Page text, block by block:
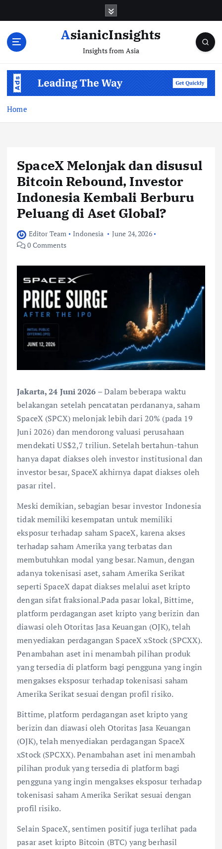
AsianicInsights
Insights from Asia
Home
SpaceX Melonjak dan disusul
Bitcoin Rebound, Investor
Indonesia Kembali Berburu
Peluang di Aset Global?
Editor Team Indonesia
June 24, 2026
0 Comments
Jakarta, 24 Juni 2026 – Dalam beberapa waktu
belakangan setelah pencatatan perdananya, saham
SpaceX (SPCX) melonjak lebih dari 20% (pada 19
Juni 2026) dan mendorong valuasi perusahaan
mendekati US$2,7 triliun. Setelah bertahun-tahun
hanya dapat diakses oleh investor institusional dan
investor besar, SpaceX akhirnya dapat diakses oleh
pasar ritel.
Meski demikian, sebagian besar investor Indonesia
tidak memiliki kesempatan untuk memiliki
eksposur terhadap saham SpaceX, karena akses
terhadap saham Amerika yang terbatas dan
membutuhkan modal yang besar. Namun, dengan
adanya tokenisasi aset, saham Amerika Serikat
seperti SpaceX dapat diakses melalui aset kripto
dengan sifat fraksional.Pada pasar lokal, Bittime,
platform perdagangan aset kripto yang berizin dan
diawasi oleh Otoritas Jasa Keuangan (OJK), telah
menyediakan perdagangan SpaceX xStock (SPCXX).
Penambahan aset ini menambah pilihan produk
yang tersedia di platform bagi pengguna yang ingin
mengakses eksposur terhadap tokenisasi saham
Amerika Serikat sesuai dengan profil risiko.
Bittime, platform perdagangan aset kripto yang
berizin dan diawasi oleh Otoritas Jasa Keuangan
(OJK), telah menyediakan perdagangan SpaceX
xStock (SPCXX). Penambahan aset ini menambah
pilihan produk yang tersedia di platform bagi
pengguna yang ingin mengakses eksposur terhadap
tokenisasi saham Amerika Serikat sesuai dengan
profil risiko.
Selain SpaceX, sentimen positif juga terlihat pada
pasar aset kripto Bitcoin (BTC) yang berhasil